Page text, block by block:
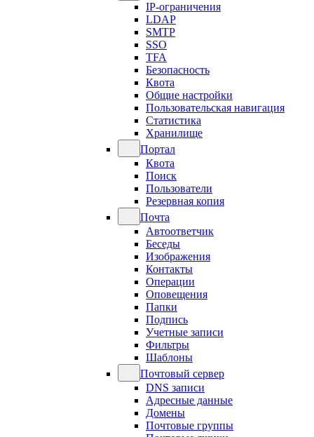
IP-ограничения
LDAP
SMTP
SSO
TFA
Безопасность
Квота
Общие настройки
Пользовательская навигация
Статистика
Хранилище
Портал
Квота
Поиск
Пользователи
Резервная копия
Почта
Автоответчик
Беседы
Изображения
Контакты
Операции
Оповещения
Папки
Подпись
Учетные записи
Фильтры
Шаблоны
Почтовый сервер
DNS записи
Адресные данные
Домены
Почтовые группы